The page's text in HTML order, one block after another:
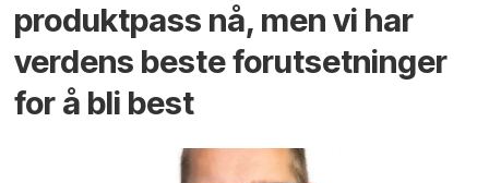
produktpass nå, men vi har
verdens beste forutsetninger
for å bli best